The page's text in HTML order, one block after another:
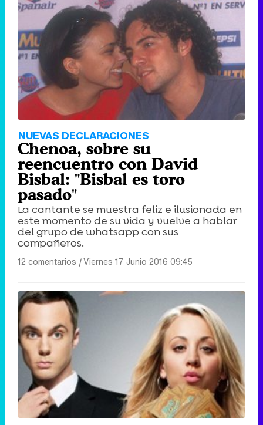
NUEVAS DECLARACIONES
Chenoa, sobre su
reencuentro con David
Bisbal: "Bisbal es toro
pasado"
La cantante se muestra feliz e ilusionada en
este momento de su vida y vuelve a hablar
del grupo de whatsapp con sus
compañeros.
12 comentarios |Viernes 17 Junio 2016 09:45